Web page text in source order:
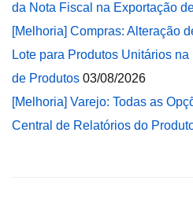
da Nota Fiscal na Exportação
[Melhoria] Compras: Alteração
Lote para Produtos Unitários
de Produtos 03/08/2026
[Melhoria] Varejo: Todas as
Central de Relatórios do